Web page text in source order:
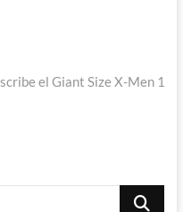
el Giant Size X-Men 1
Buscar